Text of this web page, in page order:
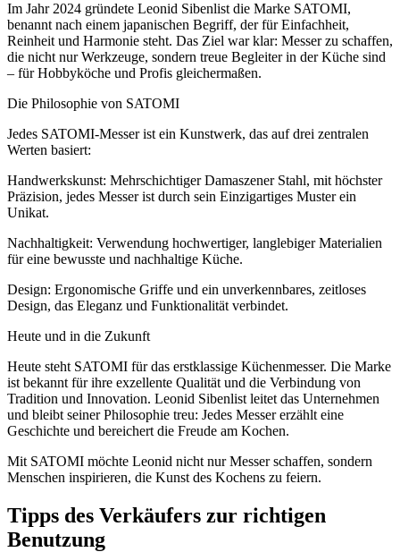
Im Jahr 2024 gründete Leonid Sibenlist die Marke SATOMI,
benannt nach einem japanischen Begriff, der für Einfachheit,
Reinheit und Harmonie steht. Das Ziel war klar: Messer zu schaffen,
die nicht nur Werkzeuge, sondern treue Begleiter in der Küche sind
– für Hobbyköche und Profis gleichermaßen.
Die Philosophie von SATOMI
Jedes SATOMI-Messer ist ein Kunstwerk, das auf drei zentralen
Werten basiert:
Handwerkskunst: Mehrschichtiger Damaszener Stahl, mit höchster
Präzision, jedes Messer ist durch sein Einzigartiges Muster ein
Unikat.
Nachhaltigkeit: Verwendung hochwertiger, langlebiger Materialien
für eine bewusste und nachhaltige Küche.
Design: Ergonomische Griffe und ein unverkennbares, zeitloses
Design, das Eleganz und Funktionalität verbindet.
Heute und in die Zukunft
Heute steht SATOMI für das erstklassige Küchenmesser. Die Marke
ist bekannt für ihre exzellente Qualität und die Verbindung von
Tradition und Innovation. Leonid Sibenlist leitet das Unternehmen
und bleibt seiner Philosophie treu: Jedes Messer erzählt eine
Geschichte und bereichert die Freude am Kochen.
Mit SATOMI möchte Leonid nicht nur Messer schaffen, sondern
Menschen inspirieren, die Kunst des Kochens zu feiern.
Tipps des Verkäufers zur richtigen
Benutzung